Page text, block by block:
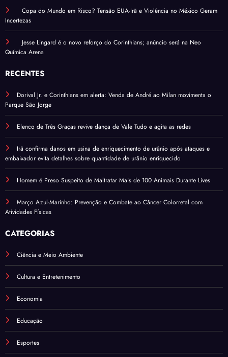
Copa do Mundo em Risco? Tensão EUA-Irã e Violência no México Geram
Incertezas
Jesse Lingard é o novo reforço do Corinthians; anúncio será na Neo
Química Arena
RECENTES
Dorival Jr. e Corinthians em alerta: Venda de André ao Milan movimenta o
Parque São Jorge
Elenco de Três Graças revive dança de Vale Tudo e agita as redes
Irã confirma danos em usina de enriquecimento de urânio após ataques e
embaixador evita detalhes sobre quantidade de urânio enriquecido
Homem é Preso Suspeito de Maltratar Mais de 100 Animais Durante Lives
Março Azul-Marinho: Prevenção e Combate ao Câncer Colorretal com
Atividades Físicas
CATEGORIAS
Ciência e Meio Ambiente
Cultura e Entretenimento
Economia
Educação
Esportes